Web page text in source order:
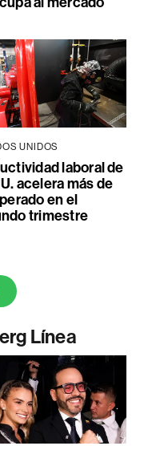
UNIDOS
laboral de
acelera más de
en el
trimestre
Línea